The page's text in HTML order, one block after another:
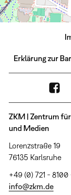
Erklärung zur
ZKM | Zentrum
und Medien
Lorenzstraße 19
76135 Karlsruhe
+49 (0) 721 - 8100
info@zkm.de